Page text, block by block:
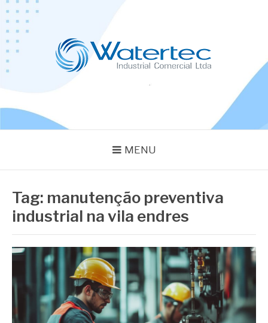
Pular
para
conteúdo
MENU
Tag: manutenção preventiva
industrial na vila endres